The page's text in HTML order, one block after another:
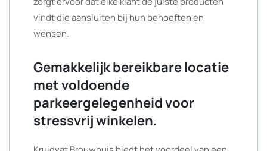
vindt die aansluiten bij hun behoeften en
wensen.
Gemakkelijk bereikbare locatie
met voldoende
parkeergelegenheid voor
stressvrij winkelen.